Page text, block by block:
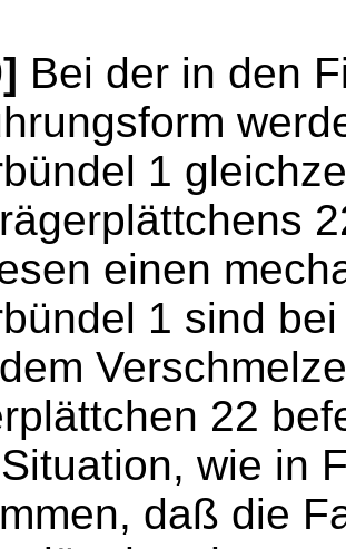
Bei der in den
1
einen
1 sind
22
wie in
daß die